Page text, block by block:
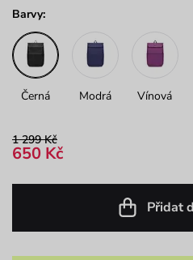
Barvy:
Černá Modrá Vínová
1 299 Kč
650 Kč
Přidat